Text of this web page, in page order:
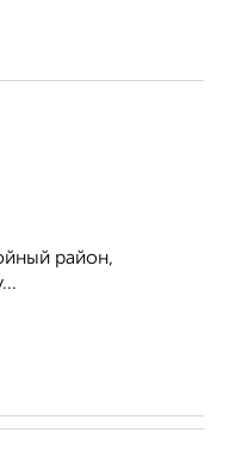
район,